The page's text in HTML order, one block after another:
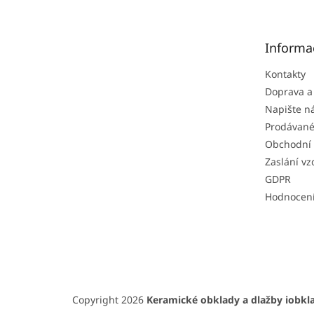
Kontakty
Doprava
Napište
Zaslání
GDPR
Copyright 2026 Keramické obklady a dlažby